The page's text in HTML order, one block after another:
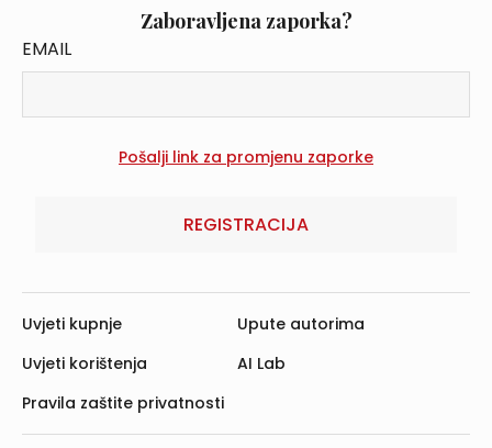
Zaboravljena zaporka?
EMAIL
REGISTRACIJA
Uvjeti kupnje
Uvjeti korištenja
Pravila zaštite privatnosti
Upute autorima
AI Lab